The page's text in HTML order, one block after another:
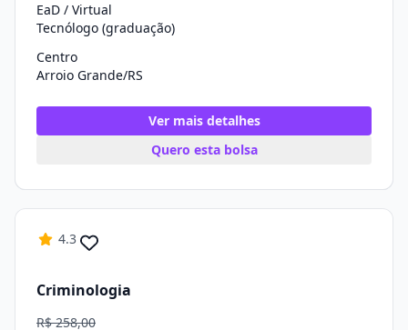
EaD / Virtual
Tecnólogo (graduação)
Centro
Arroio Grande/RS
Ver mais detalhes
Quero esta bolsa
4.3
Criminologia
R$ 258,00